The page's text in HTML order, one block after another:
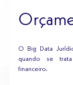
O Big Data
quando se
financeiro.